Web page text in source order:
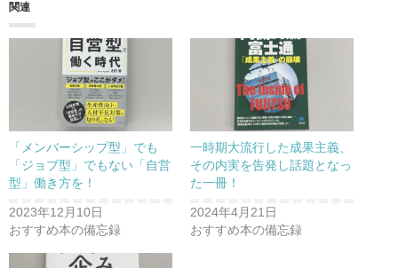
関連
「メンバーシップ型」でも
「ジョブ型」でもない「自営
型」働き方を！
2023年12月10日
おすすめ本の備忘録
一時期大流行した成果主義、
その内実を告発し話題となっ
た一冊！
2024年4月21日
おすすめ本の備忘録